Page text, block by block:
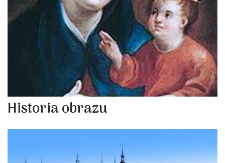
Historia obrazu